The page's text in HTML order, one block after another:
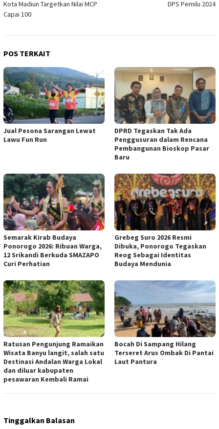
Kota Madiun Targetkan Nilai MCP
Capai 100
DPS Pemilu 2024
POS TERKAIT
Jual Pesona Sarangan Lewat
Lawu Fun Run
DPRD Tegaskan Tak Ada
Penggusuran dalam Rencana
Pembangunan Bioskop Pasar
Baru
Semarak Kirab Budaya
Ponorogo 2026: Ribuan Warga,
12 Srikandi Berkuda SMAZAPO
Curi Perhatian
Grebeg Suro 2026 Resmi
Dibuka, Ponorogo Tegaskan
Reog Sebagai Identitas
Budaya Mendunia
Ratusan Pengunjung Ramaikan
Wisata Banyu langit, salah satu
Destinasi Andalan Warga Lokal
dan diluar kabupaten
pesawaran Kembali Ramai
Bocah Di Sampang Hilang
Terseret Arus Ombak Di Pantai
Laut Pantura
Tinggalkan Balasan